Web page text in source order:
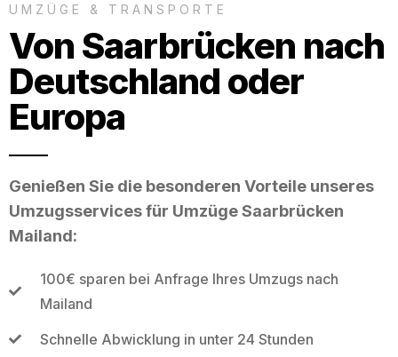
UMZÜGE & TRANSPORTE
Von Saarbrücken nach
Deutschland oder
Europa
Genießen Sie die besonderen Vorteile unseres
Umzugsservices für Umzüge Saarbrücken
Mailand:
100€ sparen bei Anfrage Ihres Umzugs nach
Mailand
Schnelle Abwicklung in unter 24 Stunden